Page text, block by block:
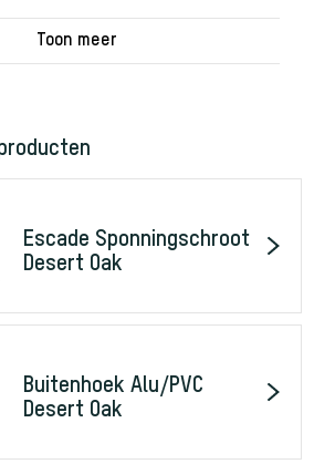
Escade Sponningschroot
Desert Oak
Buitenhoek Alu/PVC
Desert Oak